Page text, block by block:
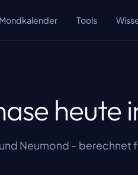
Mondkalender Tools
heute
Neumond – berechnet